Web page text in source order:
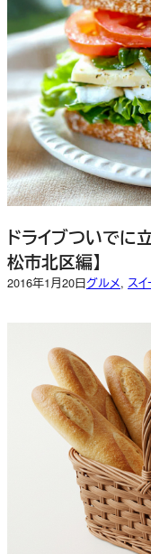
ドライブついでに
松市北区編】
2016年1月20日グルメ, ス